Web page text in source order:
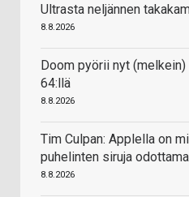
Ultrasta neljännen
8.8.2026
Doom pyörii nyt
64:llä
8.8.2026
Tim Culpan: Applella on
puhelinten siruja
8.8.2026